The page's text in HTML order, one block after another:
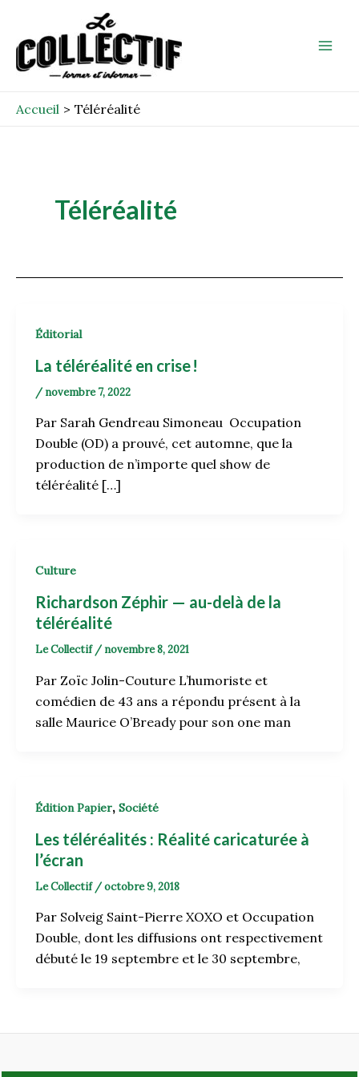
contenu
Accueil Téléréalité
Téléréalité
Éditorial
La téléréalité en crise !
/ novembre 7, 2022
Par Sarah Gendreau Simoneau Occupation
Double (OD) a prouvé, cet automne, que la
production de n’importe quel show de
téléréalité […]
Culture
Richardson Zéphir — au-delà de la
téléréalité
Le Collectif / novembre 8, 2021
Par Zoïc Jolin-Couture L’humoriste et
comédien de 43 ans a répondu présent à la
salle Maurice O’Bready pour son one man
Édition Papier, Société
Les téléréalités : Réalité caricaturée à
l’écran
Le Collectif /octobre 9, 2018
Par Solveig Saint-Pierre XOXO et Occupation
Double, dont les diffusions ont respectivement
débuté le 19 septembre et le 30 septembre,